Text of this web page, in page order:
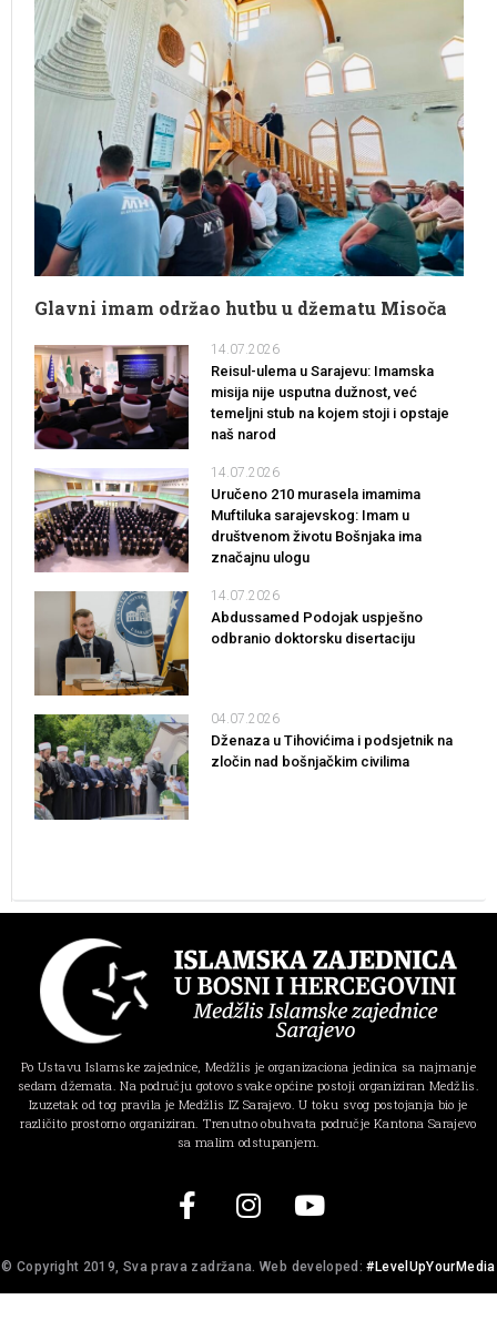
Glavni imam održao hutbu u džematu Misoča
14.07.2026
Reisul-ulema u Sarajevu: Imamska
misija nije usputna dužnost, već
temeljni stub na kojem stoji i opstaje
naš narod
14.07.2026
Uručeno 210 murasela imamima
Muftiluka sarajevskog: Imam u
društvenom životu Bošnjaka ima
značajnu ulogu
14.07.2026
Abdussamed Podojak uspješno
odbranio doktorsku disertaciju
04.07.2026
Dženaza u Tihovićima i podsjetnik na
zločin nad bošnjačkim civilima
Po Ustavu Islamske zajednice, Medžlis je organizaciona jedinica sa najmanje
sedam džemata. Na području gotovo svake općine postoji organiziran Medžlis.
Izuzetak od tog pravila je Medžlis IZ Sarajevo. U toku svog postojanja bio je
različito prostorno organiziran. Trenutno obuhvata područje Kantona Sarajevo
sa malim odstupanjem.
© Copyright 2019, Sva prava zadržana. Web developed:#LevelUpYourMedia